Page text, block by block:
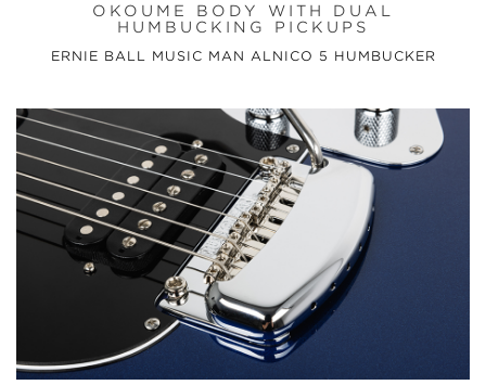
OKOUME BODY WITH DUAL
HUMBUCKING PICKUPS
ERNIE BALL MUSIC MAN ALNICO 5 HUMBUCKER